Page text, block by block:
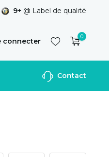
9+ @ Label de qualité
connecter
S'inscrire
0
Contact